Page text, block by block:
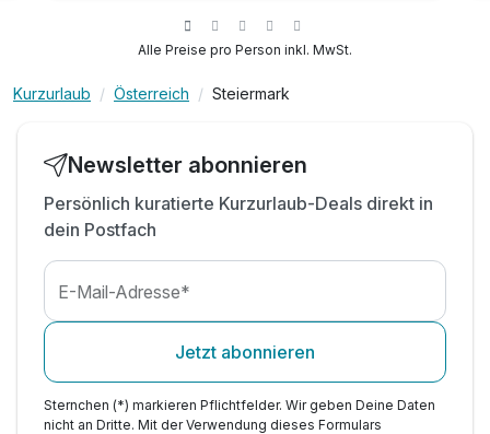
inkl. Nutzung Skiraum
inkl. Parkplatz
Alle Preise pro Person inkl. MwSt.
Kurzurlaub Österreich Steiermark
Newsletter abonnieren
Persönlich kuratierte Kurzurlaub-Deals direkt in
dein Postfach
E-Mail-Adresse*
Jetzt abonnieren
Sternchen (*) markieren Pflichtfelder. Wir geben Deine Daten
nicht an Dritte. Mit der Verwendung dieses Formulars